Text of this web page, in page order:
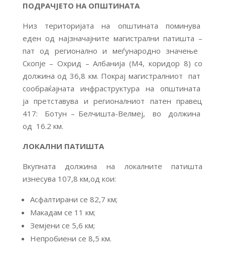
ПОДРАЧЈЕТО НА ОПШТИНАТА
Низ територијата на општината поминува
еден од најзначајните магистрални патишта –
пат од регионално и меѓународно значење
Скопје – Охрид – Албанија (М4, коридор 8) со
должина од 36,8 км. Покрај магистралниот пат
сообраќајната инфраструктура на општината
ја претставува и регионалниот патен правец
417: Ботун – Белчишта-Велмеј, во должина
од 16.2 км.
ЛОКАЛНИ ПАТИШТА
Вкупната должина на локалните патишта
изнесува 107,8 км,од кои:
Асфалтирани се 82,7 км;
Макадам се 11 км;
Земјени се 5,6 км;
Непробиени се 8,5 км.